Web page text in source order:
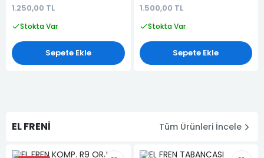
1.250,00 TL
Stokta Var
Sepete Ekle
1.500,00 TL
Stokta Var
Sepete Ekle
EL FRENİ Tüm Ürünleri İncele